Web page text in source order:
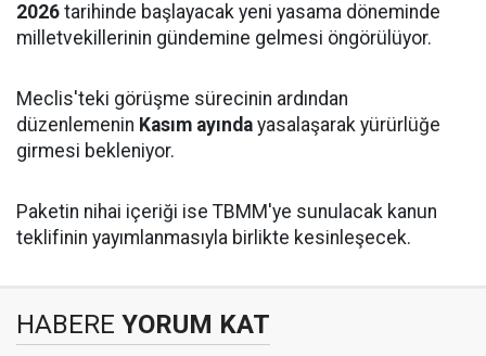
2026 tarihinde başlayacak yeni yasama döneminde
milletvekillerinin gündemine gelmesi öngörülüyor.
Meclis'teki görüşme sürecinin ardından
düzenlemenin Kasım ayında yasalaşarak yürürlüğe
girmesi bekleniyor.
Paketin nihai içeriği ise TBMM'ye sunulacak kanun
teklifinin yayımlanmasıyla birlikte kesinleşecek.
HABERE YORUM KAT